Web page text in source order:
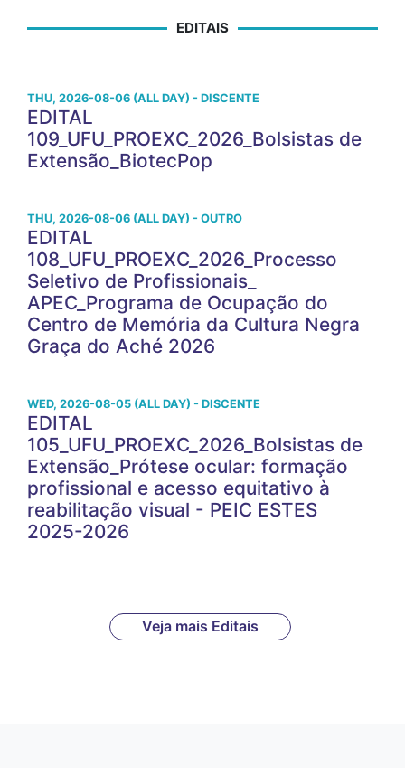
EDITAIS
THU, 2026-08-06 (ALL DAY) - DISCENTE
EDITAL
109_UFU_PROEXC_2026_Bolsistas de
Extensão_BiotecPop
THU, 2026-08-06 (ALL DAY) - OUTRO
EDITAL
108_UFU_PROEXC_2026_Processo
Seletivo de Profissionais_
APEC_Programa de Ocupação do
Centro de Memória da Cultura Negra
Graça do Aché 2026
WED, 2026-08-05 (ALL DAY) - DISCENTE
EDITAL
105_UFU_PROEXC_2026_Bolsistas de
Extensão_Prótese ocular: formação
profissional e acesso equitativo à
reabilitação visual - PEIC ESTES
2025-2026
Veja mais Editais